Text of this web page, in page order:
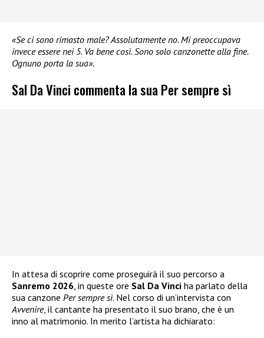
«Se ci sono rimasto male? Assolutamente no. Mi preoccupava
invece essere nei 5. Va bene così. Sono solo canzonette alla fine.
Ognuno porta la sua».
Sal Da Vinci commenta la sua Per sempre sì
In attesa di scoprire come proseguirà il suo percorso a
Sanremo 2026, in queste ore Sal Da Vinci ha parlato della
sua canzone Per sempre sì. Nel corso di un’intervista con
Avvenire, il cantante ha presentato il suo brano, che è un
inno al matrimonio. In merito l’artista ha dichiarato: